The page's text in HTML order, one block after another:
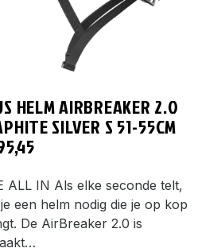
HELM AIRBREAKER 2.0
SILVER S 51-55CM
ALL IN Als elke seconde telt,
een helm nodig die je op kop
De AirBreaker 2.0 is